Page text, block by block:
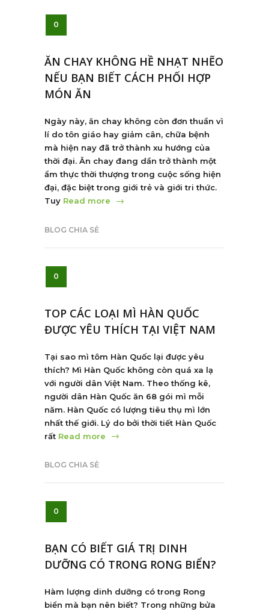
0
ĂN CHAY KHÔNG HỀ NHẠT NHẼO
NẾU BẠN BIẾT CÁCH PHỐI HỢP
MÓN ĂN
Ngày này, ăn chay không còn đơn thuần vì
lí do tôn giáo hay giảm cân, chữa bệnh
mà hiện nay đã trở thành xu hướng của
thời đại. Ăn chay đang dần trở thành một
ẩm thực thời thượng trong cuộc sống hiện
đại, đặc biệt trong giới trẻ và giới tri thức.
Tuy Read more
BLOG CHIA SẺ
0
TOP CÁC LOẠI MÌ HÀN QUỐC
ĐƯỢC YÊU THÍCH TẠI VIỆT NAM
Tại sao mì tôm Hàn Quốc lại được yêu
thích? Mì Hàn Quốc không còn quá xa lạ
với người dân Việt Nam. Theo thống kê,
người dân Hàn Quốc ăn 68 gói mì mỗi
năm. Hàn Quốc có lượng tiêu thụ mì lớn
nhất thế giới. Lý do bởi thời tiết Hàn Quốc
rất Read more
BLOG CHIA SẺ
0
BẠN CÓ BIẾT GIÁ TRỊ DINH
DƯỠNG CÓ TRONG RONG BIỂN?
Hàm lượng dinh dưỡng có trong Rong
biển mà bạn nên biết? Trong những bửa